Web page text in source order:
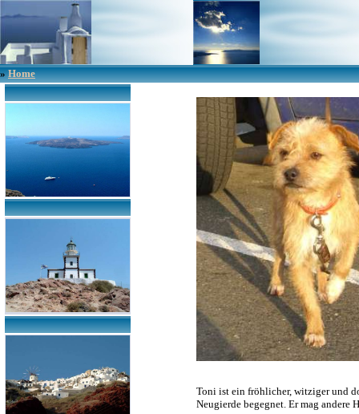
»Home
Toni ist ein fröhlicher, witziger und
Neugierde begegnet. Er mag